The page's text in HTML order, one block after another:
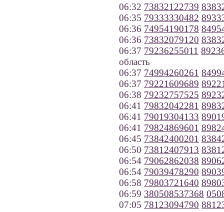
06:32 73832122739
06:35 79333330482
06:36 74954190178
06:36 73832079120
06:37 79236255011
область
06:37 74994260261
06:37 79221609689
06:38 79232757525
06:41 79832042281
06:41 79019304133
06:41 79824869601
06:45 73842400201
06:50 73812407913
06:54 79062862038
06:54 79039478290
06:58 79803721640
06:59 380508537368
07:05 78123094790